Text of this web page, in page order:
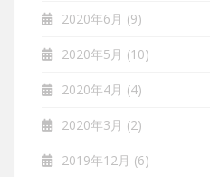
2020年6月 (9)
2020年5月 (10)
2020年4月 (4)
2020年3月 (2)
2019年12月 (6)